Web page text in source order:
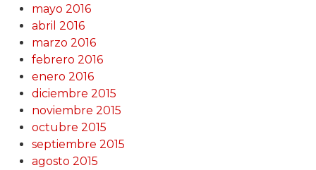
mayo 2016
abril 2016
marzo 2016
febrero 2016
enero 2016
diciembre 2015
noviembre 2015
octubre 2015
septiembre 2015
agosto 2015